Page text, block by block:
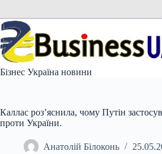
вмісту
Бізнес Україна новини
Каллас роз’яснила, чому Путін
проти України.
Анатолій Білоконь